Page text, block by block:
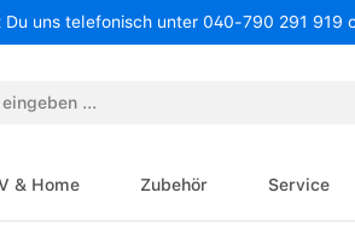
Du uns telefonisch unter 040-790 291 919
& Home Zubehör Service